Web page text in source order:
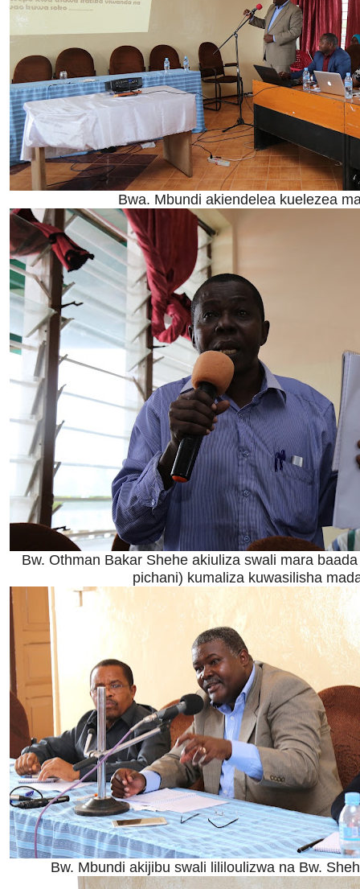
Bwa. Mbundi akiendelea kuelezea
Bw. Othman Bakar Shehe akiuliza swali mara
pichani) kumaliza kuwasilisha
Bw. Mbundi akijibu swali lililoulizwa na Bw.